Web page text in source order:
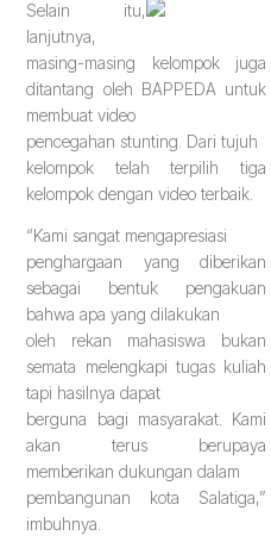
Selain itu,
lanjutnya,
masing-masing kelompok juga
ditantang oleh BAPPEDA untuk
membuat video
pencegahan stunting. Dari tujuh
kelompok telah terpilih tiga
kelompok dengan video terbaik.
“Kami sangat mengapresiasi
penghargaan yang diberikan
sebagai bentuk pengakuan
bahwa apa yang dilakukan
oleh rekan mahasiswa bukan
semata melengkapi tugas kuliah
tapi hasilnya dapat
berguna bagi masyarakat. Kami
akan terus berupaya
memberikan dukungan dalam
pembangunan kota Salatiga,”
imbuhnya.